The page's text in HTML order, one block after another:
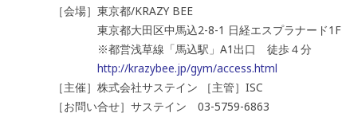
［会場］東京都/KRAZY BEE
東京都大田区中馬込2-8-1 日経エスプラナード1F
※都営浅草線「馬込駅」A1出口 徒歩４分
http://krazybee.jp/gym/access.html
［主催］株式会社サステイン ［主管］ISC
［お問い合せ］サステイン 03-5759-6863